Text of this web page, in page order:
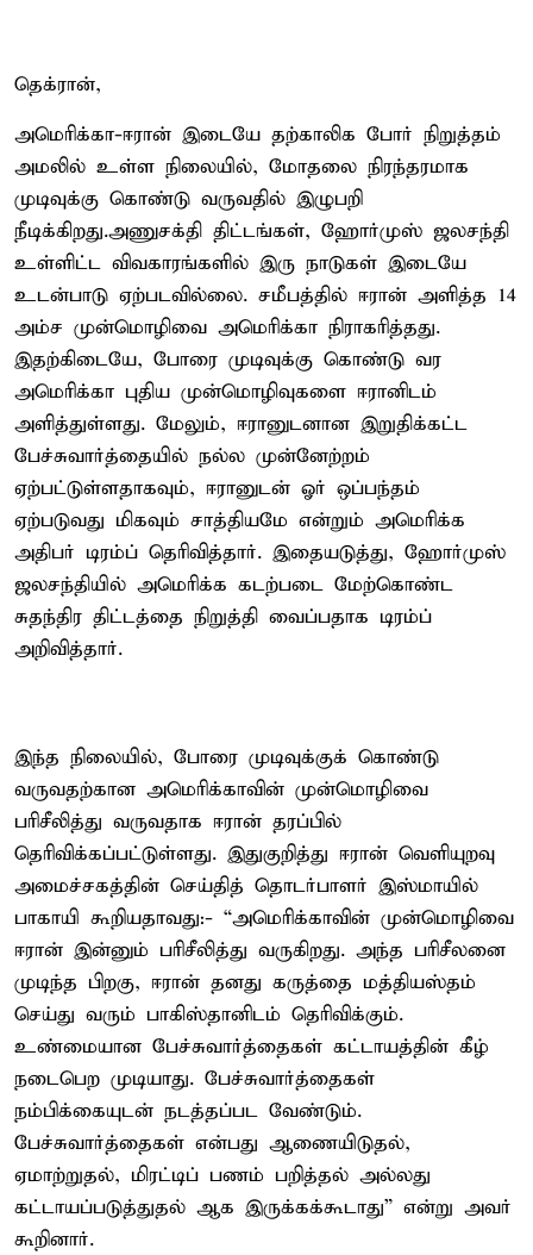
தெக்ரான்,
அமெரிக்கா-ஈரான் இடையே தற்காலிக போர் நிறுத்தம்
அமலில் உள்ள நிலையில், மோதலை நிரந்தரமாக
முடிவுக்கு கொண்டு வருவதில் இழுபறி
நீடிக்கிறது.அணுசக்தி திட்டங்கள், ஹோர்முஸ் ஜலசந்தி
உள்ளிட்ட விவகாரங்களில் இரு நாடுகள் இடையே
உடன்பாடு ஏற்படவில்லை. சமீபத்தில் ஈரான் அளித்த 14
அம்ச முன்மொழிவை அமெரிக்கா நிராகரித்தது.
இதற்கிடையே, போரை முடிவுக்கு கொண்டு வர
அமெரிக்கா புதிய முன்மொழிவுகளை ஈரானிடம்
அளித்துள்ளது. மேலும், ஈரானுடனான இறுதிக்கட்ட
பேச்சுவார்த்தையில் நல்ல முன்னேற்றம்
ஏற்பட்டுள்ளதாகவும், ஈரானுடன் ஓர் ஒப்பந்தம்
ஏற்படுவது மிகவும் சாத்தியமே என்றும் அமெரிக்க
அதிபர் டிரம்ப் தெரிவித்தார். இதையடுத்து, ஹோர்முஸ்
ஜலசந்தியில் அமெரிக்க கடற்படை மேற்கொண்ட
சுதந்திர திட்டத்தை நிறுத்தி வைப்பதாக டிரம்ப்
அறிவித்தார்.
இந்த நிலையில், போரை முடிவுக்குக் கொண்டு
வருவதற்கான அமெரிக்காவின் முன்மொழிவை
பரிசீலித்து வருவதாக ஈரான் தரப்பில்
தெரிவிக்கப்பட்டுள்ளது. இதுகுறித்து ஈரான் வெளியுறவு
அமைச்சகத்தின் செய்தித் தொடர்பாளர் இஸ்மாயில்
பாகாயி கூறியதாவது:- “அமெரிக்காவின் முன்மொழிவை
ஈரான் இன்னும் பரிசீலித்து வருகிறது. அந்த பரிசீலனை
முடிந்த பிறகு, ஈரான் தனது கருத்தை மத்தியஸ்தம்
செய்து வரும் பாகிஸ்தானிடம் தெரிவிக்கும்.
உண்மையான பேச்சுவார்த்தைகள் கட்டாயத்தின் கீழ்
நடைபெற முடியாது. பேச்சுவார்த்தைகள்
நம்பிக்கையுடன் நடத்தப்பட வேண்டும்.
பேச்சுவார்த்தைகள் என்பது ஆணையிடுதல்,
ஏமாற்றுதல், மிரட்டிப் பணம் பறித்தல் அல்லது
கட்டாயப்படுத்துதல் ஆக இருக்கக்கூடாது” என்று அவர்
கூறினார்.